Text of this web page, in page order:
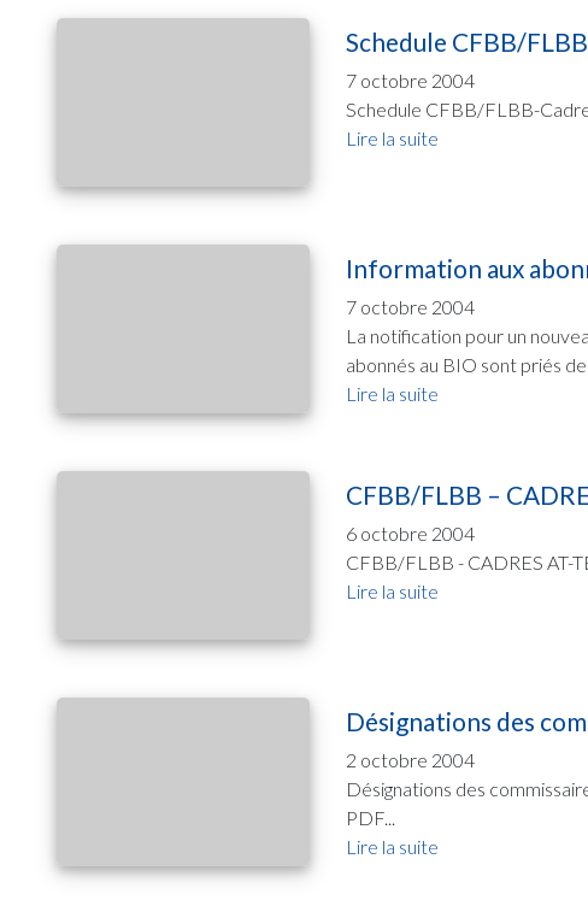
Schedule CFBB/
7 octobre 2004
Schedule CFBB/FLBB-
Lire la suite
Information aux
7 octobre 2004
La notification pour un
abonnés au BIO sont priés
Lire la suite
CFBB/FLBB –
6 octobre 2004
CFBB/FLBB - CADRES AT-
Lire la suite
Désignations des
2 octobre 2004
Désignations des
PDF...
Lire la suite